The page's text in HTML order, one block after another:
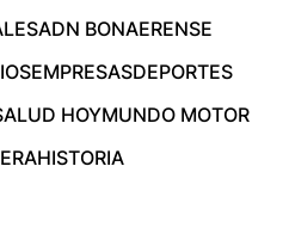
ADN BONAERENSE
EMPRESASDEPORTES
HOYMUNDO MOTOR
HISTORIA